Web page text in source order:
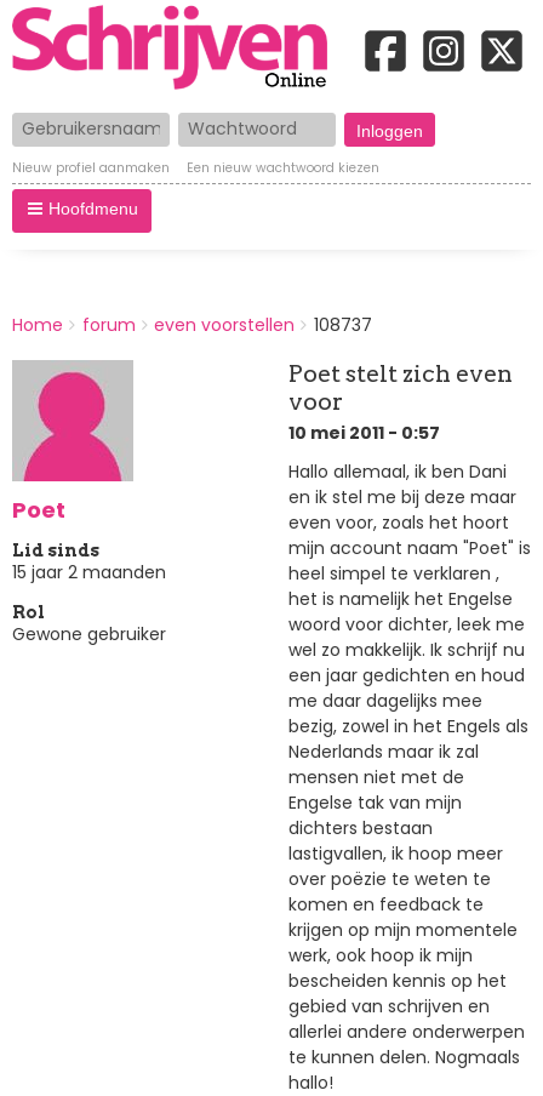
Gebruikersnaam Wachtwoord
Nieuw profiel aanmaken Een nieuw wachtwoord kiezen
Hoofdmenu
BREADCRUMBS
You
here:
Home forum even voorstellen 108737
Poet
Lid sinds
15 jaar 2 maanden
Rol
Gewone gebruiker
Poet stelt zich even
voor
10 mei 2011 - 0:57
Hallo allemaal, ik ben Dani
en ik stel me bij deze maar
even voor, zoals het hoort
mijn account naam "Poet" is
heel simpel te verklaren ,
het is namelijk het Engelse
woord voor dichter, leek me
wel zo makkelijk. Ik schrijf nu
een jaar gedichten en houd
me daar dagelijks mee
bezig, zowel in het Engels als
Nederlands maar ik zal
mensen niet met de
Engelse tak van mijn
dichters bestaan
lastigvallen, ik hoop meer
over poëzie te weten te
komen en feedback te
krijgen op mijn momentele
werk, ook hoop ik mijn
bescheiden kennis op het
gebied van schrijven en
allerlei andere onderwerpen
te kunnen delen. Nogmaals
hallo!